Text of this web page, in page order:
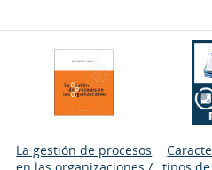
La gestión de procesos